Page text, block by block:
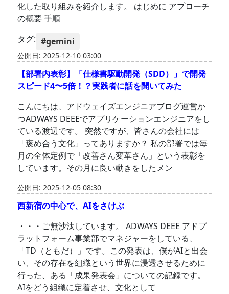
化した取り組みを紹介します。 はじめに アプローチ
の概要 手順
タグ: #gemini
公開日: 2025-12-10 03:00
【部署内表彰】「仕様書駆動開発（SDD）」で開発
スピード4〜5倍！？実践者に話を聞いてみた
こんにちは、アドウェイズエンジニアブログ運営か
つADWAYS DEEEでアプリケーションエンジニアをし
ている渡辺です。 突然ですが、皆さんの会社には
「褒め合う文化」ってありますか？ 私の部署では毎
月の全体定例で「改善さん変革さん」という表彰を
しています。その月に良い動きをしたメン
公開日: 2025-12-05 08:30
西新宿の中心で、AIをさけぶ
・・・ご無沙汰しています。 ADWAYS DEEE アドプ
ラットフォーム事業部でマネジャーをしている、
「TD（ともだ）」です。この発表は、僕がAIと出会
い、その存在を組織という世界に浸透させるために
行った、ある「成果発表会」についての記録です。
AIをどう組織に定着させ、文化として